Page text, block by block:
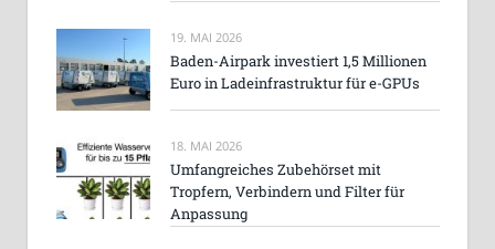
19. MAI 2026
Baden-Airpark investiert 1,5 Millionen
Euro in Ladeinfrastruktur für e-GPUs
18. MAI 2026
Umfangreiches Zubehörset mit
Tropfern, Verbindern und Filter für
Anpassung